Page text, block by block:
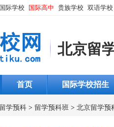
际学校 国际高中 贵族学校 双语学校
北京留
首页 国际学校招生
留学预科 > 留学预科班 > 北京留学预